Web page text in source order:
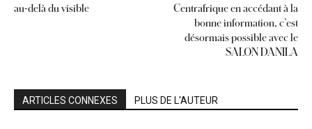
au-delà du visible
Centrafrique en accédant à la
bonne information, c’est
désormais possible avec le
SALON DANILA
ARTICLES CONNEXES PLUS DE L'AUTEUR